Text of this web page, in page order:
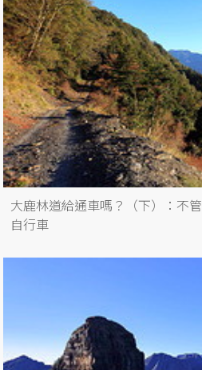
大鹿林道給通車嗎？（下）：不
自行車